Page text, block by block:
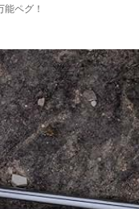
ペグ！